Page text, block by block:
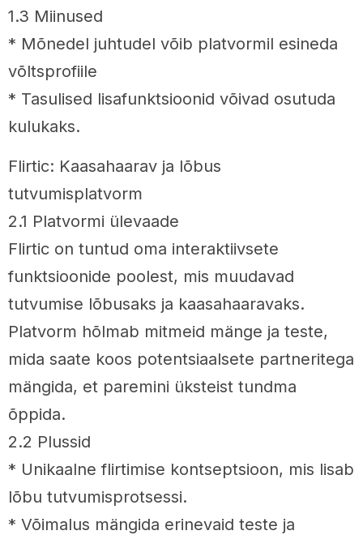
1.3 Miinused
* Mõnedel juhtudel võib platvormil esineda
võltsprofiile
* Tasulised lisafunktsioonid võivad osutuda
kulukaks.
Flirtic: Kaasahaarav ja lõbus
tutvumisplatvorm
2.1 Platvormi ülevaade
Flirtic on tuntud oma interaktiivsete
funktsioonide poolest, mis muudavad
tutvumise lõbusaks ja kaasahaaravaks.
Platvorm hõlmab mitmeid mänge ja teste,
mida saate koos potentsiaalsete partneritega
mängida, et paremini üksteist tundma
õppida.
2.2 Plussid
* Unikaalne flirtimise kontseptsioon, mis lisab
lõbu tutvumisprotsessi.
* Võimalus mängida erinevaid teste ja